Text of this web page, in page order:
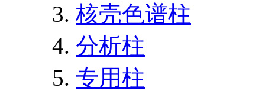
核壳色谱柱
分析柱
专用柱